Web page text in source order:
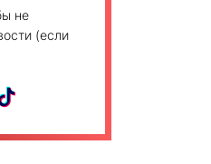
не
(если